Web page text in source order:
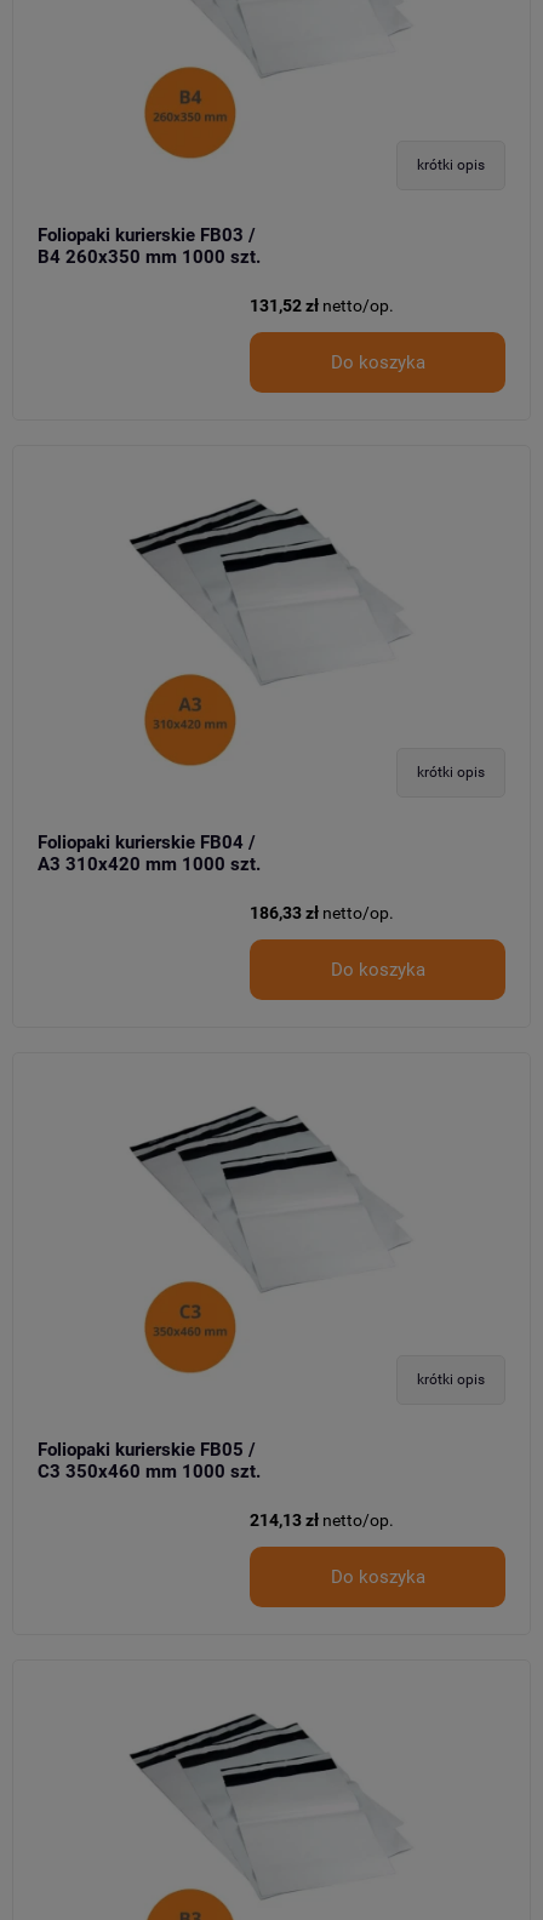
krótki opis
Foliopaki kurierskie FB03 /
B4 260x350 mm 1000 szt.
131,52 zł netto/op.
Do koszyka
krótki opis
Foliopaki kurierskie FB04 /
A3 310x420 mm 1000 szt.
186,33 zł netto/op.
Do koszyka
krótki opis
Foliopaki kurierskie FB05 /
C3 350x460 mm 1000 szt.
214,13 zł netto/op.
Do koszyka